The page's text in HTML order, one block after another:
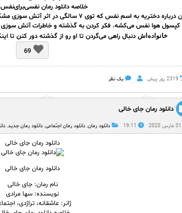
خلاصه دانلود رمان
کپسول هوا نفس می‌کشه. فکر کردن به گذشته و خاطرات آتش
خانواده‌اش دنبال راهی می‌گردن تا او رو از گذشته دور کنن تا
69
2319 روز پيش یک نظر
دانلود رمان جای خالی
31 مارس 2020 19:11 دانلود رمان, دانلود رمان اجتماعی, دانلود رمان جدید,
دانلود رمان جای خالی
دانلود رمان جای خالی
نامرمان: جای خالی
نویسنده: سها مرادی
ژانر: عاشقانه، تراژدی،